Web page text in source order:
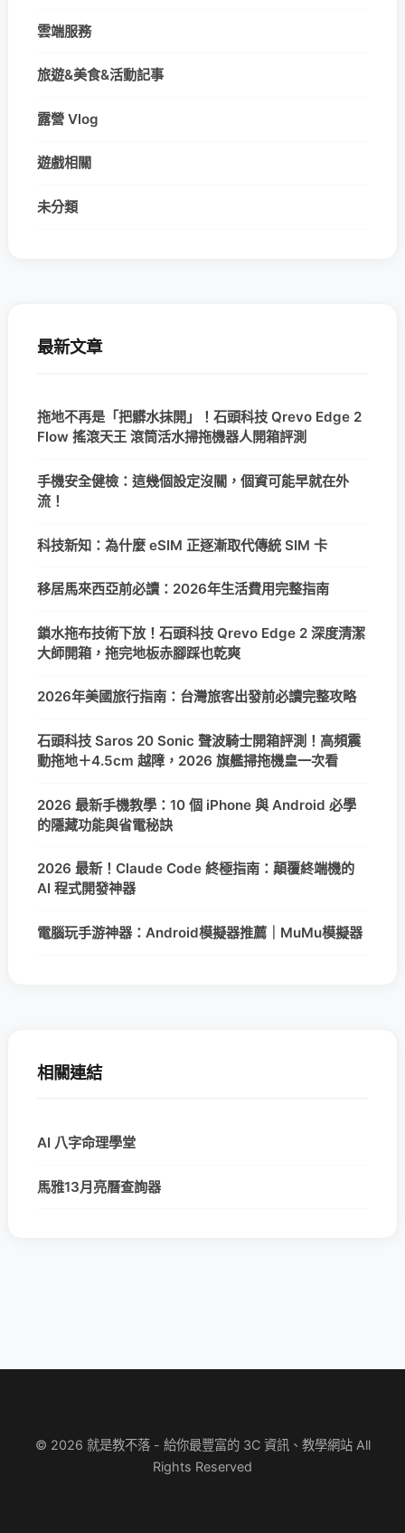
雲端服務
旅遊&美食&活動記事
露營 Vlog
遊戲相關
未分類
最新文章
拖地不再是「把髒水抹開」！石頭科技 Qrevo Edge 2
Flow 搖滾天王 滾筒活水掃拖機器人開箱評測
手機安全健檢：這幾個設定沒關，個資可能早就在外
流！
科技新知：為什麼 eSIM 正逐漸取代傳統 SIM 卡
移居馬來西亞前必讀：2026年生活費用完整指南
鎖水拖布技術下放！石頭科技 Qrevo Edge 2 深度清潔
大師開箱，拖完地板赤腳踩也乾爽
2026年美國旅行指南：台灣旅客出發前必讀完整攻略
石頭科技 Saros 20 Sonic 聲波騎士開箱評測！高頻震
動拖地＋4.5cm 越障，2026 旗艦掃拖機皇一次看
2026 最新手機教學：10 個 iPhone 與 Android 必學
的隱藏功能與省電秘訣
2026 最新！Claude Code 終極指南：顛覆終端機的
AI 程式開發神器
電腦玩手游神器：Android模擬器推薦｜MuMu模擬器
相關連結
AI 八字命理學堂
馬雅13月亮曆查詢器
© 2026 就是教不落 - 給你最豐富的 3C 資訊、教學網站 All
Rights Reserved